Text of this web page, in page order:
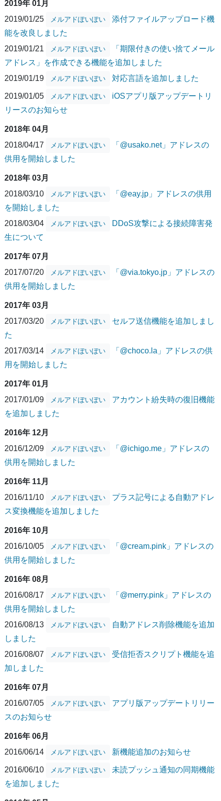
2019年 01月
2019/01/25
メルアドぽいぽい
添付ファイルアップロード機
能を改良しました
2019/01/21
メルアドぽいぽい
「期限付きの使い捨てメール
アドレス」を作成できる機能を追加しました
2019/01/19
メルアドぽいぽい 対応言語を追加しました
2019/01/05 メルアドぽいぽい
iOSアプリ版アップデートリ
リースのお知らせ
2018年 04月
2018/04/17
メルアドぽいぽい
「@usako.net」アドレスの
供用を開始しました
2018年 03月
2018/03/10
メルアドぽいぽい
「@eay.jp」アドレスの供用
を開始しました
2018/03/04
メルアドぽいぽい
DDoS攻撃による接続障害発
生について
2017年 07月
2017/07/20
メルアドぽいぽい
「@via.tokyo.jp」アドレスの
供用を開始しました
2017年 03月
2017/03/20
メルアドぽいぽい
セルフ送信機能を追加しまし
た
2017/03/14
メルアドぽいぽい
「@choco.la」アドレスの供
用を開始しました
2017年 01月
2017/01/09
メルアドぽいぽい
アカウント紛失時の復旧機能
を追加しました
2016年 12月
2016/12/09
メルアドぽいぽい
「@ichigo.me」アドレスの
供用を開始しました
2016年 11月
2016/11/10
メルアドぽいぽい
プラス記号による自動アドレ
ス変換機能を追加しました
2016年 10月
2016/10/05
メルアドぽいぽい
「@cream.pink」アドレスの
供用を開始しました
2016年 08月
2016/08/17
メルアドぽいぽい
「@merry.pink」アドレスの
供用を開始しました
2016/08/13
メルアドぽいぽい
自動アドレス削除機能を追加
しました
2016/08/07
メルアドぽいぽい
受信拒否スクリプト機能を追
加しました
2016年 07月
2016/07/05
メルアドぽいぽい
アプリ版アップデートリリー
スのお知らせ
2016年 06月
2016/06/14
メルアドぽいぽい 新機能追加のお知らせ
2016/06/10 メルアドぽいぽい
未読プッシュ通知の同期機能
を追加しました